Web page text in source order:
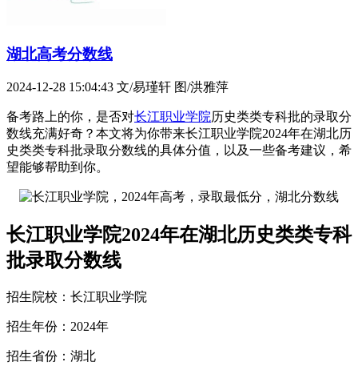
湖北高考分数线
2024-12-28 15:04:43 文/易瑾轩 图/洪雅萍
备考路上的你，是否对长江职业学院历史类类专科批的录取分
数线充满好奇？本文将为你带来长江职业学院2024年在湖北历
史类类专科批录取分数线的具体分值，以及一些备考建议，希
望能够帮助到你。
长江职业学院2024年在湖北历史类类专科
批录取分数线
招生院校：长江职业学院
招生年份：2024年
招生省份：湖北